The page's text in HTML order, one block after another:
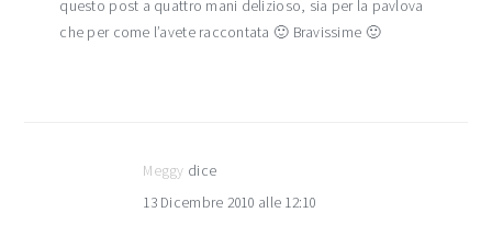
questo post a quattro mani delizioso, sia per la pavlova
che per come l’avete raccontata 🙂 Bravissime 🙂
Meggy dice
13 Dicembre 2010 alle 12:10